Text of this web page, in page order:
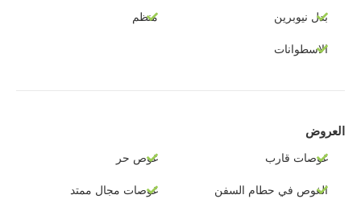
بدل نيوبرين منظم
الاسطوانات
العروض
غوصات قارب غوص حر
الغوص في حطام السفن غوصات مجال ممتد